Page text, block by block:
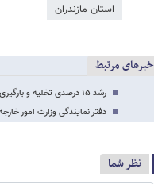
استان مازندران
خبرهای مرتبط
رشد ۱۵ درصدی تخلیه و بارگیری در ۴ ماهه نخست سال ۹۶ در بندرامیرآباد
دفتر نمایندگی وزارت امور
نظر شما